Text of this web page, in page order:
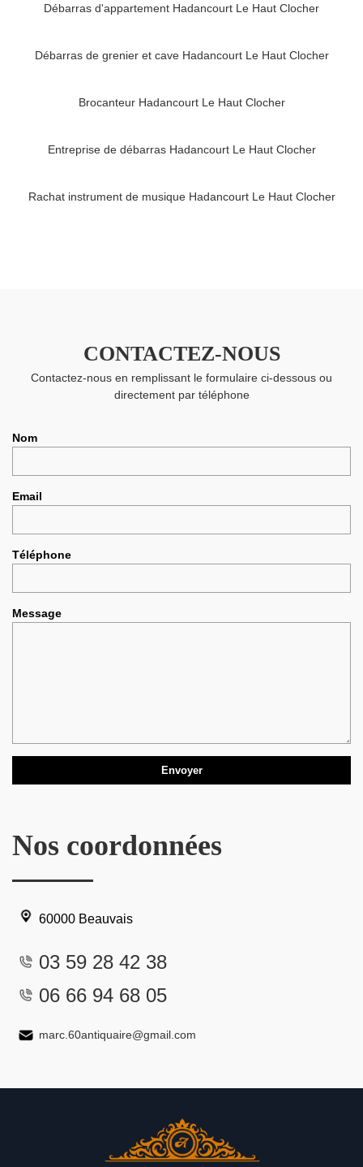
Débarras d'appartement Hadancourt Le Haut Clocher
Débarras de grenier et cave Hadancourt Le Haut Clocher
Brocanteur Hadancourt Le Haut Clocher
Entreprise de débarras Hadancourt Le Haut Clocher
Rachat instrument de musique Hadancourt Le Haut Clocher
CONTACTEZ-NOUS
Contactez-nous en remplissant le formulaire ci-dessous ou
directement par téléphone
Nom
Email
Téléphone
Message
Nos coordonnées
60000 Beauvais
03 59 28 42 38
06 66 94 68 05
marc.60antiquaire@gmail.com